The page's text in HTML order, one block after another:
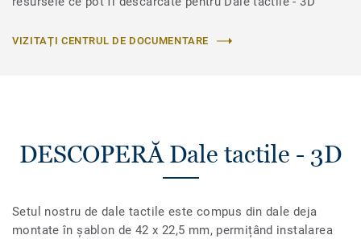
VIZITAȚI CENTRUL DE DOCUMENTARE
DESCOPERĂ Dale tactile - 3D
Setul nostru de dale tactile este compus din dale deja
montate în șablon de 42 x 22,5 mm, permițând instalarea